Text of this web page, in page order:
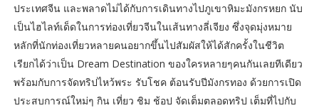
ประเทศจีน และพลาดไม่ได้กับการเดินทางไปภูเขาหิมะมังกรหยก นับ
เป็นไฮไลท์เด็ดในการท่องเที่ยวจีนในเส้นทางลี่เจียง ซึ่งจุดมุ่งหมาย
หลักที่นักท่องเที่ยวหลายคนอยากขึ้นไปสัมผัสให้ได้สักครั้งในชีวิต
เรียกได้ว่าเป็น Dream Destination ของใครหลายๆคนกันเลยทีเดียว
พร้อมกับการจัดทริปไหว้พระ รับโชค ต้อนรับปีมังกรทอง ด้วยการเปิด
ประสบการณ์ใหม่ๆ กิน เที่ยว ชิม ช้อป จัดเต็มตลอดทริป เต็มที่ไปกับ